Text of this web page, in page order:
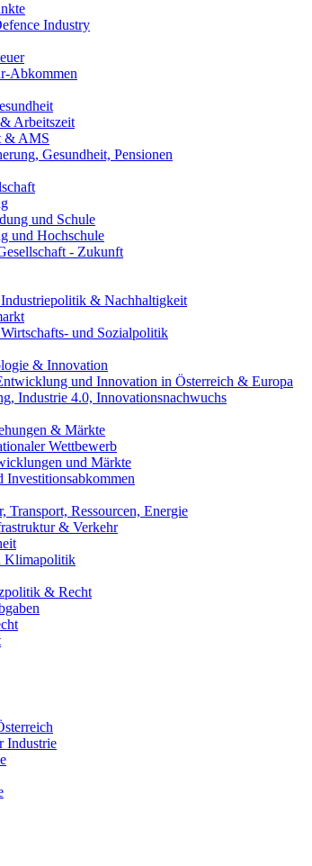
Industry
Abkommen
Arbeitszeit
& AMS
Gesundheit, Pensionen
und Schule
und Hochschule
- Zukunft
& Nachhaltigkeit
und Sozialpolitik
& Innovation
und Innovation in Österreich & Europa
Industrie 4.0, Innovationsnachwuchs
& Märkte
Wettbewerb
und Märkte
Investitionsabkommen
Transport, Ressourcen, Energie
& Verkehr
Klimapolitik
& Recht
Industrie